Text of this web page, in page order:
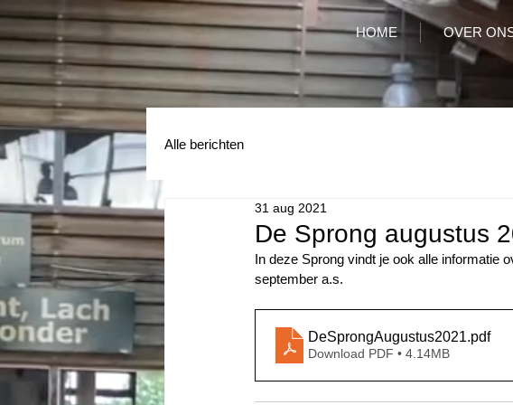
HOME OVER
Alle berichten
De Sprong augustus
31 aug 2021
In deze Sprong vindt je ook alle informatie
september a.s.
DeSprongAugustus2021.pdf
Download PDF • 4.14MB